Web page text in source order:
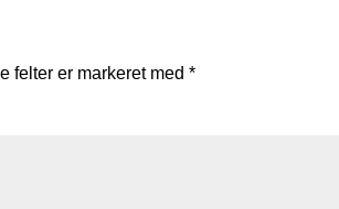
felter er markeret med *